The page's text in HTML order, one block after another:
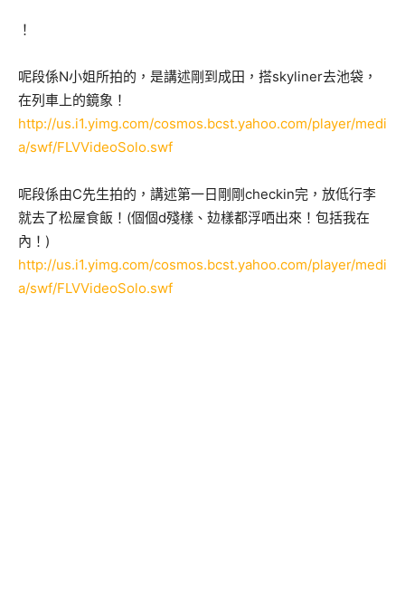
！
呢段係N小姐所拍的，是講述剛到成田，搭skyliner去池袋，
在列車上的鏡象！
http://us.i1.yimg.com/cosmos.bcst.yahoo.com/player/medi
a/swf/FLVVideoSolo.swf
呢段係由C先生拍的，講述第一日剛剛checkin完，放低行李
就去了松屋食飯！(個個d殘樣、攰樣都浮哂出來！包括我在
內！)
http://us.i1.yimg.com/cosmos.bcst.yahoo.com/player/medi
a/swf/FLVVideoSolo.swf